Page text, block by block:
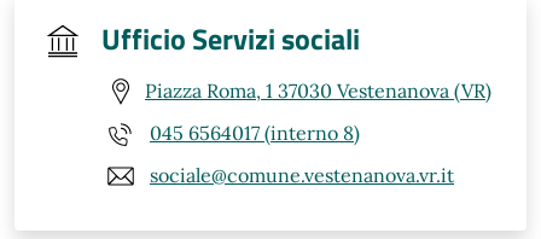
Ufficio Servizi sociali
Piazza Roma, 1 37030 Vestenanova (VR)
045 6564017 (interno 8)
sociale@comune.vestenanova.vr.it